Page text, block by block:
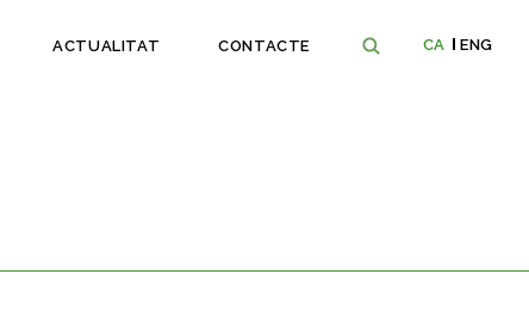
ACTUALITAT CONTACTE CA ENG